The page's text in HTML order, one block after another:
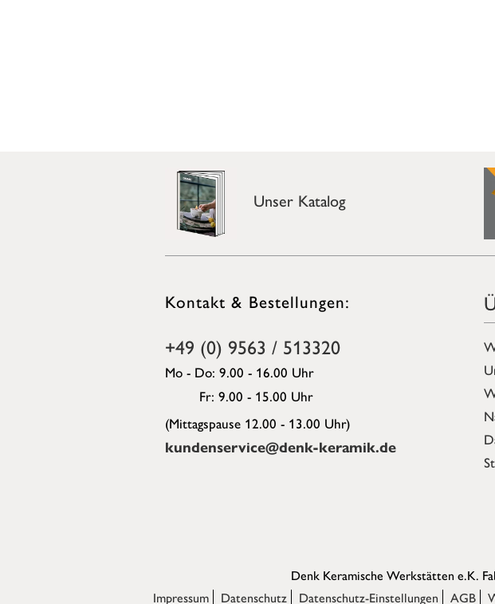
Unser Katalog
Kontakt & Bestellungen:
+49 (0) 9563 / 513320
Mo - Do: 9.00 - 16.00 Uhr
Fr: 9.00 - 15.00 Uhr
(Mittagspause 12.00 - 13.00 Uhr)
kundenservice@denk-keramik.de
Denk Keramische Werkstätten e.K.
Impressum
Datenschutz Datenschutz-Einstellungen AGB